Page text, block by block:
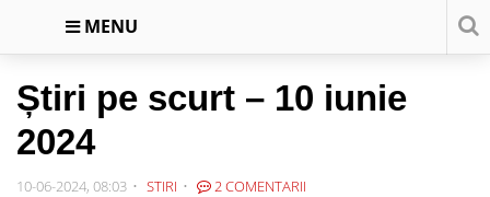
MENU
Știri pe scurt – 10 iunie
2024
10-06-2024, 08:03 STIRI 2 COMENTARII